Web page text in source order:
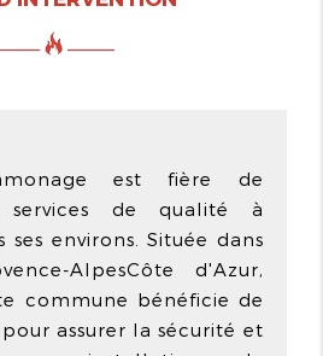
est fière de
services de qualité à
ses environs. Située dans
AlpesCôte d'Azur,
commune bénéficie de
assurer la sécurité et